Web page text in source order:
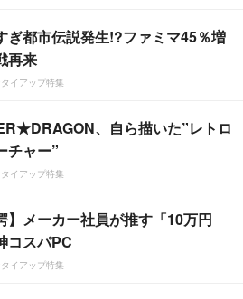
ぎ都市伝説発生!?ファミマ45％増
再来
イアップ特集
、自ら描いた”レトロ
チャー”
イアップ特集
】メーカー社員が推す「10万円
コスパPC
イアップ特集